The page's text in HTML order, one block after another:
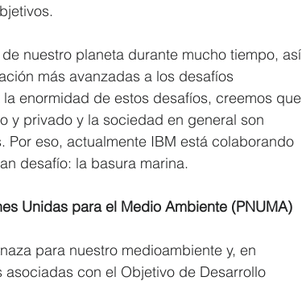
nuestro planeta durante mucho tiempo, así
más avanzadas a los desafíos
enormidad de estos desafíos, creemos que
y privado y la sociedad en general son
eso, actualmente IBM está colaborando
desafío: la basura marina.
Unidas para el Medio Ambiente (PNUMA)
para nuestro medioambiente y, en
con el Objetivo de Desarrollo